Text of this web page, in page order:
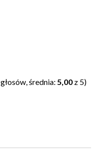
głosów, średnia: 5,00 z 5)